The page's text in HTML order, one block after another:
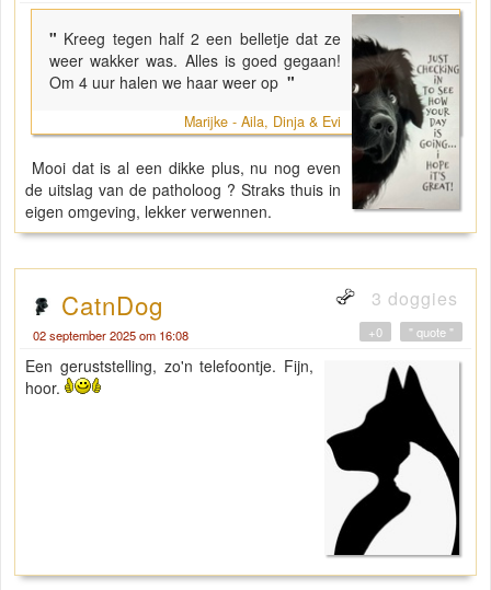
" Kreeg tegen half 2 een belletje dat ze
weer wakker was. Alles is goed gegaan!
Om 4 uur halen we haar weer op "
Marijke - Aila, Dinja & Evi
Mooi dat is al een dikke plus, nu nog even
de uitslag van de patholoog ? Straks thuis in
eigen omgeving, lekker verwennen.
CatnDog 3 doggies
02 september 2025 om 16:08 " quote "
+0
Een geruststelling, zo'n telefoontje. Fijn,
hoor.